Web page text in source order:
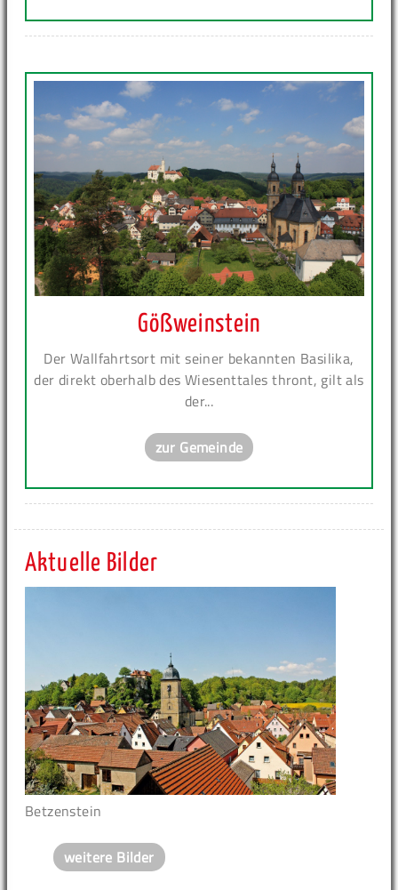
Gößweinstein
Der Wallfahrtsort mit seiner bekannten Basilika,
der direkt oberhalb des Wiesenttales thront, gilt als
der...
zur Gemeinde
Aktuelle Bilder
Betzenstein
weitere Bilder